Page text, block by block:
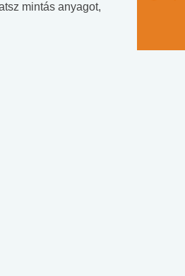
mintás anyagot,